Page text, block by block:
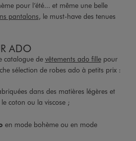
pour l’été... et même une belle
pantalons, le must-have des tenues
ADO
catalogue de vêtements ado fillepour
sélection de robes ado à petits prix :
dans des matières légères et
coton ou la viscose ;
en mode bohème ou en mode